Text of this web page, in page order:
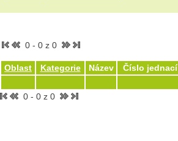
0 - 0 z 0
Oblast Kategorie Název Číslo jednací
0 - 0 z 0